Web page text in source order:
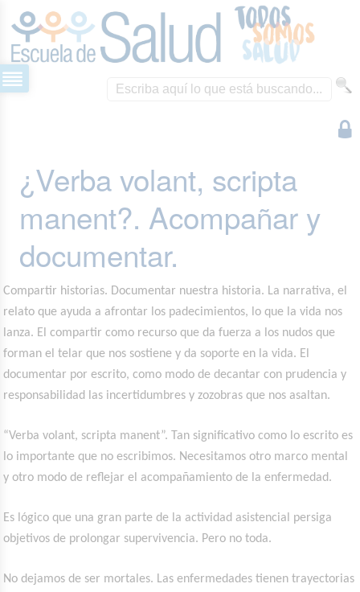
¿Verba volant, scripta
manent?. Acompañar y
documentar.
Compartir historias. Documentar nuestra historia. La narrativa, el
relato que ayuda a afrontar los padecimientos, lo que la vida nos
lanza. El compartir como recurso que da fuerza a los nudos que
forman el telar que nos sostiene y da soporte en la vida. El
documentar por escrito, como modo de decantar con prudencia y
responsabilidad las incertidumbres y zozobras que nos asaltan.
“Verba volant, scripta manent”. Tan significativo como lo escrito es
lo importante que no escribimos. Necesitamos otro marco mental
y otro modo de reflejar el acompañamiento de la enfermedad.
Es lógico que una gran parte de la actividad asistencial persiga
objetivos de prolongar supervivencia. Pero no toda.
No dejamos de ser mortales. Las enfermedades tienen trayectorias